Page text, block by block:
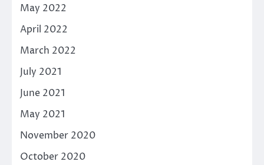
May 2022
April 2022
March 2022
July 2021
June 2021
May 2021
November 2020
October 2020